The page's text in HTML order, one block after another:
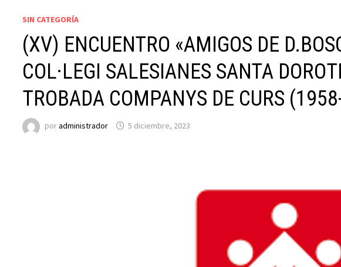
SIN CATEGORÍA
(XV) ENCUENTRO «AMIGOS DE
COL·LEGI SALESIANES SANTA
TROBADA COMPANYS DE CURS
poradministrador 5 diciembre, 2023